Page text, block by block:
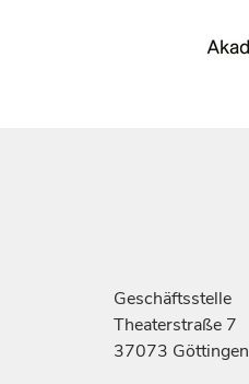
Geschäftsstelle
Theaterstraße 7
37073 Göttingen